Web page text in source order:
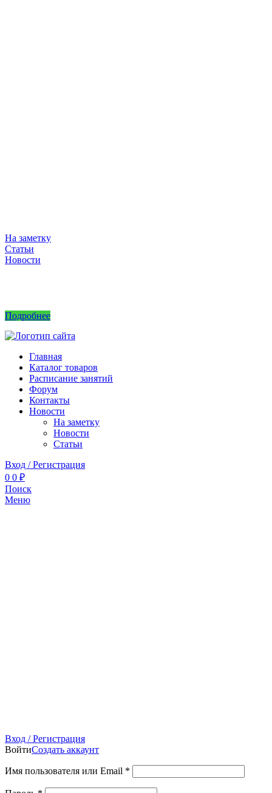
На заметку
Статьи
Новости
Подробнее
Главная
Каталог товаров
Расписание занятий
Форум
Контакты
Новости
На заметку
Новости
Статьи
Вход / Регистрация
0 0 ₽
Поиск
Меню
Вход / Регистрация
ВойтиСоздать аккаунт
Имя пользователя или Email *